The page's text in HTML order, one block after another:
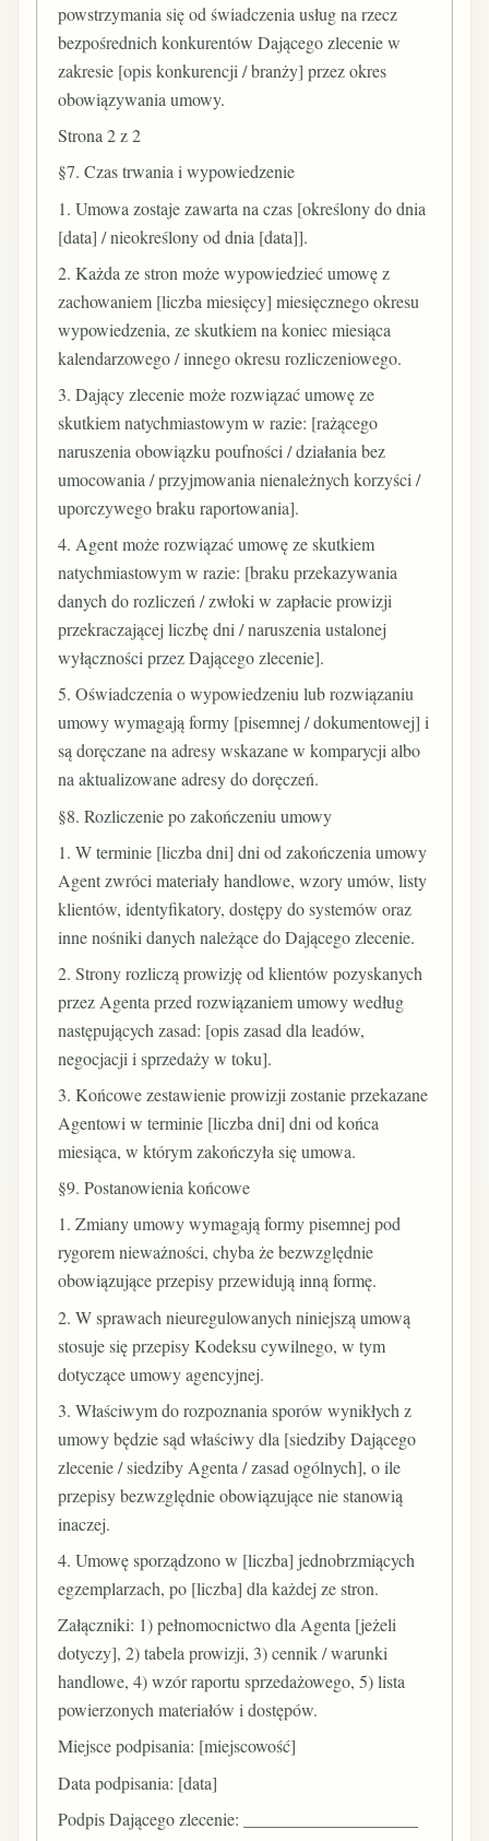
powstrzymania się od świadczenia usług na rzecz
bezpośrednich konkurentów Dającego zlecenie w
zakresie [opis konkurencji / branży] przez okres
obowiązywania umowy.
Strona 2 z 2
§7. Czas trwania i wypowiedzenie
1. Umowa zostaje zawarta na czas [określony do dnia
[data] / nieokreślony od dnia [data]].
2. Każda ze stron może wypowiedzieć umowę z
zachowaniem [liczba miesięcy] miesięcznego okresu
wypowiedzenia, ze skutkiem na koniec miesiąca
kalendarzowego / innego okresu rozliczeniowego.
3. Dający zlecenie może rozwiązać umowę ze
skutkiem natychmiastowym w razie: [rażącego
naruszenia obowiązku poufności / działania bez
umocowania / przyjmowania nienależnych korzyści /
uporczywego braku raportowania].
4. Agent może rozwiązać umowę ze skutkiem
natychmiastowym w razie: [braku przekazywania
danych do rozliczeń / zwłoki w zapłacie prowizji
przekraczającej liczbę dni / naruszenia ustalonej
wyłączności przez Dającego zlecenie].
5. Oświadczenia o wypowiedzeniu lub rozwiązaniu
umowy wymagają formy [pisemnej / dokumentowej] i
są doręczane na adresy wskazane w komparycji albo
na aktualizowane adresy do doręczeń.
§8. Rozliczenie po zakończeniu umowy
1. W terminie [liczba dni] dni od zakończenia umowy
Agent zwróci materiały handlowe, wzory umów, listy
klientów, identyfikatory, dostępy do systemów oraz
inne nośniki danych należące do Dającego zlecenie.
2. Strony rozliczą prowizję od klientów pozyskanych
przez Agenta przed rozwiązaniem umowy według
następujących zasad: [opis zasad dla leadów,
negocjacji i sprzedaży w toku].
3. Końcowe zestawienie prowizji zostanie przekazane
Agentowi w terminie [liczba dni] dni od końca
miesiąca, w którym zakończyła się umowa.
§9. Postanowienia końcowe
1. Zmiany umowy wymagają formy pisemnej pod
rygorem nieważności, chyba że bezwzględnie
obowiązujące przepisy przewidują inną formę.
2. W sprawach nieuregulowanych niniejszą umową
stosuje się przepisy Kodeksu cywilnego, w tym
dotyczące umowy agencyjnej.
3. Właściwym do rozpoznania sporów wynikłych z
umowy będzie sąd właściwy dla [siedziby Dającego
zlecenie / siedziby Agenta / zasad ogólnych], o ile
przepisy bezwzględnie obowiązujące nie stanowią
inaczej.
4. Umowę sporządzono w [liczba] jednobrzmiących
egzemplarzach, po [liczba] dla każdej ze stron.
Załączniki: 1) pełnomocnictwo dla Agenta [jeżeli
dotyczy], 2) tabela prowizji, 3) cennik / warunki
handlowe, 4) wzór raportu sprzedażowego, 5) lista
powierzonych materiałów i dostępów.
Miejsce podpisania: [miejscowość]
Data podpisania: [data]
Podpis Dającego zlecenie: ____________________